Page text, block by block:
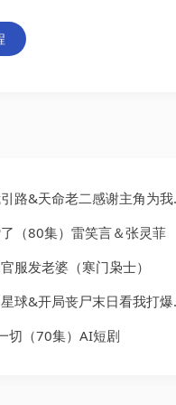
二感谢主角为我引路（60集）AI短剧
（80集）雷笑言＆张灵菲
服发老婆（寒门枭士）
尸末日看我打爆星球（60集）AI短剧
切（70集）AI短剧